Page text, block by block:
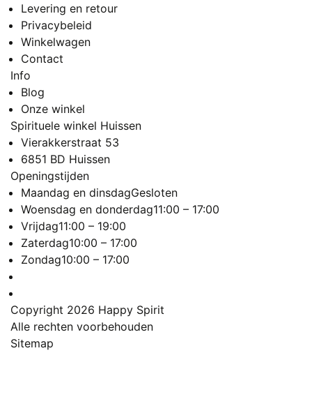
Levering en retour
Privacybeleid
Winkelwagen
Contact
Info
Blog
Onze winkel
Spirituele winkel Huissen
Vierakkerstraat 53
6851 BD Huissen
Openingstijden
Maandag en dinsdagGesloten
Woensdag en donderdag11:00 – 17:00
Vrijdag11:00 – 19:00
Zaterdag10:00 – 17:00
Zondag10:00 – 17:00
Copyright 2026 Happy Spirit
Alle rechten voorbehouden
Sitemap